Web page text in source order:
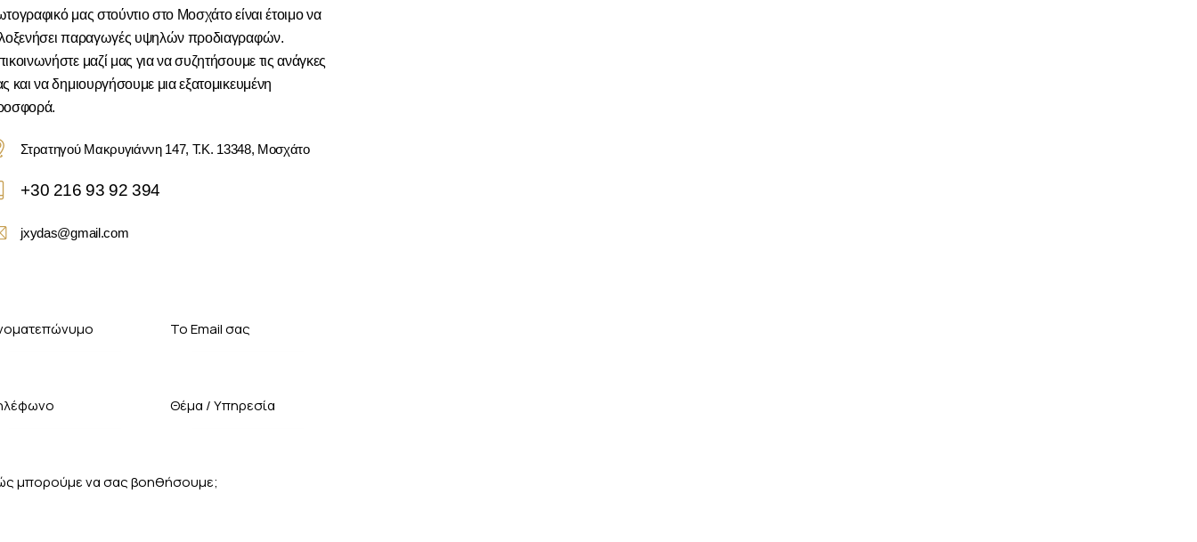
μας στούντιο στο Μοσχάτο είναι έτοιμο να
παραγωγές υψηλών προδιαγραφών.
μαζί μας για να συζητήσουμε τις ανάγκες
και να δημιουργήσουμε μια εξατομικευμένη
Στρατηγού Μακρυγιάννη 147, Τ.Κ. 13348, Μοσχάτο
+30 216 93 92 394
jxydas@gmail.com